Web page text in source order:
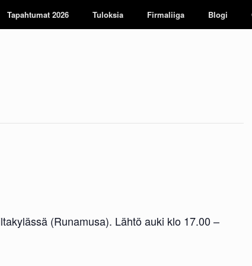
Tapahtumat 2026 Tuloksia Firmaliiga Blogi
(Runamusa). Lähtö auki klo 17.00 –